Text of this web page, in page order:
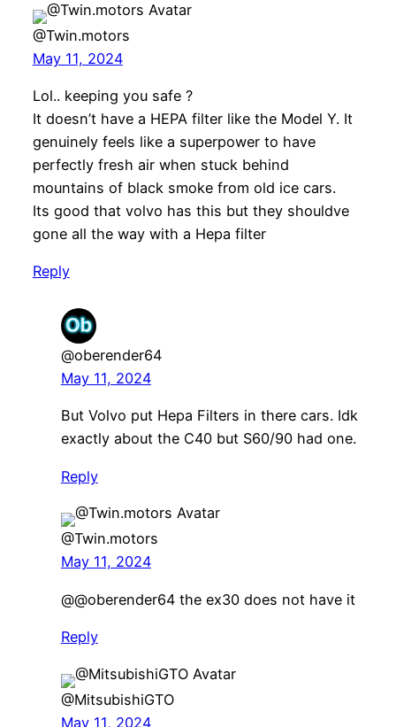
@Twin.motors
May 11, 2024
Lol.. keeping you safe ?
It doesn’t have a HEPA filter like the Model Y. It
genuinely feels like a superpower to have
perfectly fresh air when stuck behind
mountains of black smoke from old ice cars.
Its good that volvo has this but they shouldve
gone all the way with a Hepa filter
Reply
@oberender64
May 11, 2024
But Volvo put Hepa Filters in there cars. Idk
exactly about the C40 but S60/90 had one.
Reply
@Twin.motors
May 11, 2024
@@oberender64 the ex30 does not have it
Reply
@MitsubishiGTO
May 11, 2024